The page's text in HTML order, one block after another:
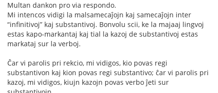
Multan dankon pro via respondo.
Mi intencos vidigi la malsamecaĵojn kaj samecaĵojn inter
“infinitivoj” kaj substantivoj. Bonvolu scii, ke la majaaj lingvoj
estas kapo-markantaj kaj tial la kazoj de substantivoj estas
markataj sur la verboj.
Ĉar vi parolis pri rekcio, mi vidigos, kio povas regi
substantivon kaj kion povas regi substantivo; ĉar vi parolis pri
kazoj, mi vidigos, kiujn kazojn povas verbo ĵeti sur